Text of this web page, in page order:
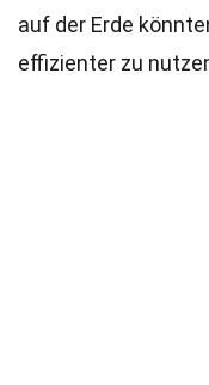
auf der Erde
effizienter zu